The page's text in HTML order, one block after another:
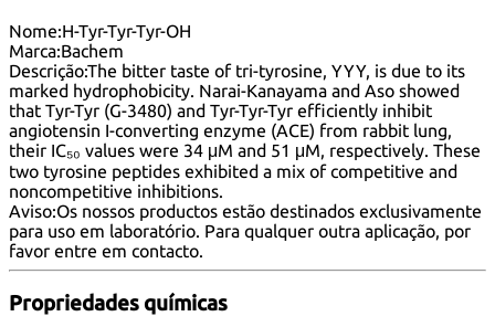
Nome:H-Tyr-Tyr-Tyr-OH
Marca:Bachem
Descrição:The bitter taste of tri-tyrosine, YYY, is due to its
marked hydrophobicity. Narai-Kanayama and Aso showed
that Tyr-Tyr (G-3480) and Tyr-Tyr-Tyr efficiently inhibit
angiotensin I-converting enzyme (ACE) from rabbit lung,
their IC₅₀ values were 34 μM and 51 μM, respectively. These
two tyrosine peptides exhibited a mix of competitive and
noncompetitive inhibitions.
Aviso:Os nossos productos estão destinados exclusivamente
para uso em laboratório. Para qualquer outra aplicação, por
favor entre em contacto
Propriedades químicas